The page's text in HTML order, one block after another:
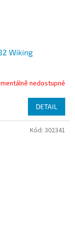
Wiking
nedostupné
DETAIL
Kód: 302341